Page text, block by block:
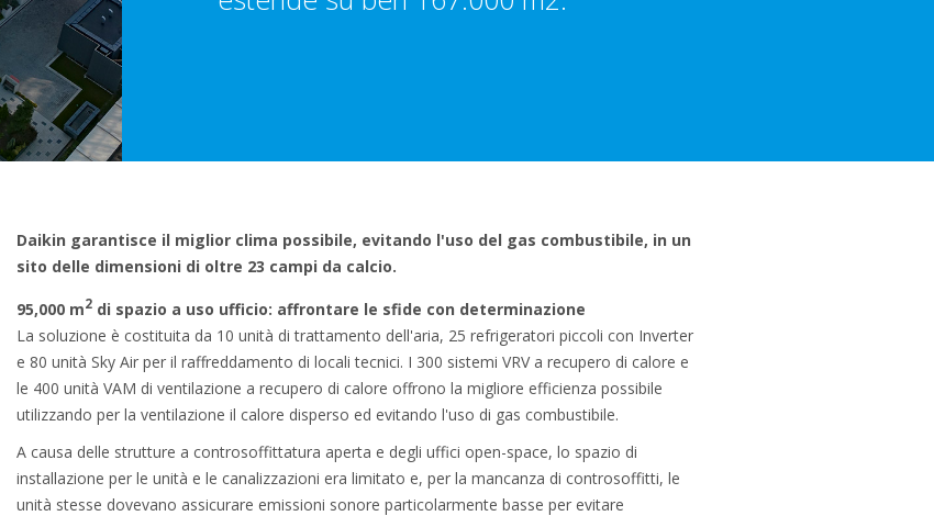
Daikin garantisce il miglior clima possibile, evitando l'uso del gas combustibile, in un
sito delle dimensioni di oltre 23 campi da calcio.
95,000 m2di spazio a uso ufficio: affrontare le sfide con determinazione
La soluzione è costituita da 10 unità di trattamento dell'aria, 25 refrigeratori piccoli con Inverter
e 80 unità Sky Air per il raffreddamento di locali tecnici. I 300 sistemi VRV a recupero di calore e
le 400 unità VAM di ventilazione a recupero di calore offrono la migliore efficienza possibile
utilizzando per la ventilazione il calore disperso ed evitando l'uso di gas combustibile.
A causa delle strutture a controsoffittatura aperta e degli uffici open-space, lo spazio di
installazione per le unità e le canalizzazioni era limitato e, per la mancanza di controsoffitti, le
unità stesse dovevano assicurare emissioni sonore particolarmente basse per evitare